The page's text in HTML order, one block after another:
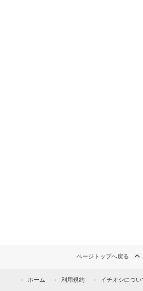
ページトップへ戻る
ホーム 利用規約 イチオシについ